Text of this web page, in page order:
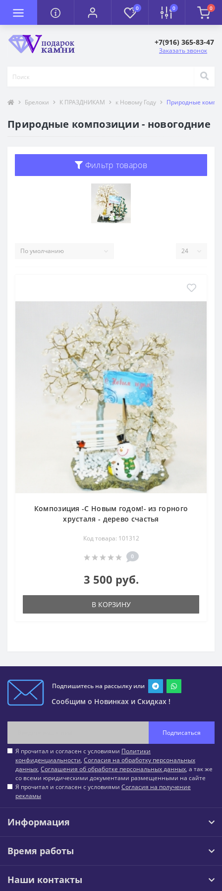
0 0 0
+7(916) 365-83-47
Заказать звонок
Брелоки К ПРАЗДНИКАМ к Новому Году Природные
Природные композиции - новогодние
Фильтр товаров
Композиция -С Новым годом!- из горного
хрусталя - дерево счастья
Код товара: 101312
0
3 500 руб.
В КОРЗИНУ
Подпишитесь на рассылку или
Сообщим о Новинках и Скидках !
Подписаться
Я прочитал и согласен с условиями Политики
конфиденциальности, Согласия на обработку персональных
данных, Соглашения об обработке персональных данных, а так же
со всеми юридическими документами размещенными на сайте
Я прочитал и согласен с условиями Согласия на получение
рекламы
Информация
Время работы
Наши контакты